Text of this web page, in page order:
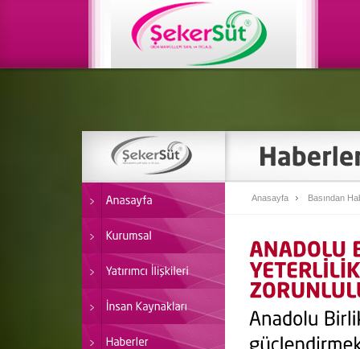
Anasayfa Basından